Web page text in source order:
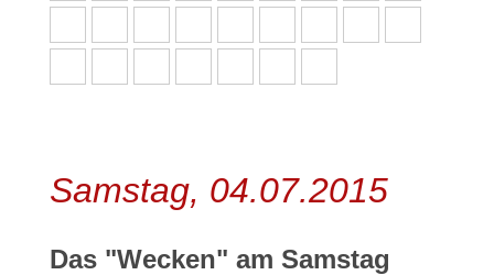
Samstag, 04.07.2015
Das "Wecken" am Samstag